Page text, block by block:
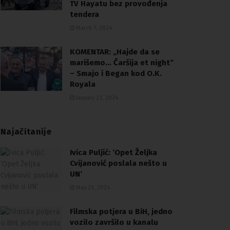
TV Hayatu bez provođenja
tendera
KOMENTAR: „Hajde da se
marišemo… Čaršija et night“
– Smajo i Began kod O.K.
Royala
Najačitanije
Ivica Puljić: ‘Opet Željka
Cvijanović poslala nešto u
UN’
Filmska potjera u BiH, jedno
vozilo završilo u kanalu